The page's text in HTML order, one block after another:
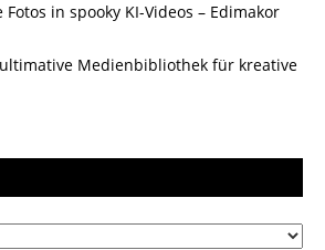
in spooky KI-Videos – Edimakor
Medienbibliothek für kreative